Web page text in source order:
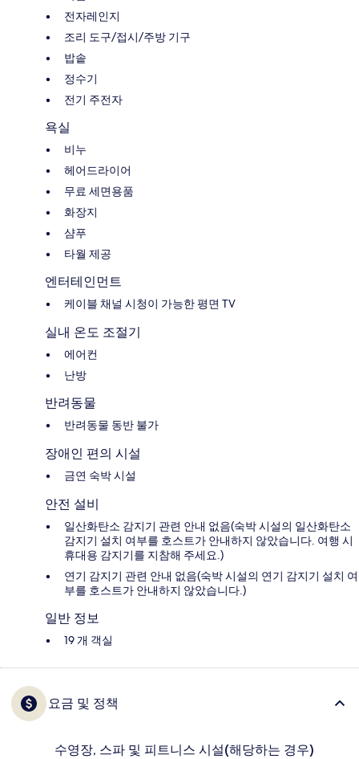
전자레인지
조리 도구/접시/주방 기구
밥솥
정수기
전기 주전자
욕실
비누
헤어드라이어
무료 세면용품
화장지
샴푸
타월 제공
엔터테인먼트
케이블 채널 시청이 가능한 평면 TV
실내 온도 조절기
에어컨
난방
반려동물
반려동물 동반 불가
장애인 편의 시설
금연 숙박 시설
안전 설비
일산화탄소 감지기 관련 안내 없음(숙박 시설의 일산화탄소
감지기 설치 여부를 호스트가 안내하지 않았습니다. 여행 시
휴대용 감지기를 지참해 주세요.)
연기 감지기 관련 안내 없음(숙박 시설의 연기 감지기 설치 여
부를 호스트가 안내하지 않았습니다.)
일반 정보
19 개 객실
요금 및 정책
수영장, 스파 및 피트니스 시설(해당하는 경우)